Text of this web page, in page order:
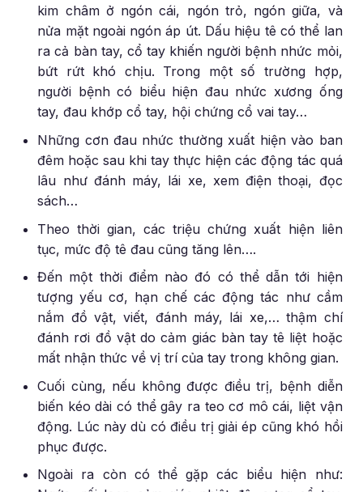
kim châm ở ngón cái, ngón trỏ, ngón giữa, và
nửa mặt ngoài ngón áp út. Dấu hiệu tê có thể lan
ra cả bàn tay, cổ tay khiến người bệnh nhức mỏi,
bứt rứt khó chịu. Trong một số trường hợp,
người bệnh có biểu hiện đau nhức xương ống
tay, đau khớp cổ tay, hội chứng cổ vai tay…
Những cơn đau nhức thường xuất hiện vào ban
đêm hoặc sau khi tay thực hiện các động tác quá
lâu như đánh máy, lái xe, xem điện thoại, đọc
sách…
Theo thời gian, các triệu chứng xuất hiện liên
tục, mức độ tê đau cũng tăng lên….
Đến một thời điểm nào đó có thể dẫn tới hiện
tượng yếu cơ, hạn chế các động tác như cầm
nắm đồ vật, viết, đánh máy, lái xe,… thậm chí
đánh rơi đồ vật do cảm giác bàn tay tê liệt hoặc
mất nhận thức về vị trí của tay trong không gian.
Cuối cùng, nếu không được điều trị, bệnh diễn
biến kéo dài có thể gây ra teo cơ mô cái, liệt vận
động. Lúc này dù có điều trị giải ép cũng khó hồi
phục được.
Ngoài ra còn có thể gặp các biểu hiện như: